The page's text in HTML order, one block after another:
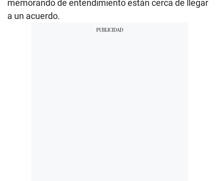
memorando de entendimiento están cerca de llegar
a un acuerdo.